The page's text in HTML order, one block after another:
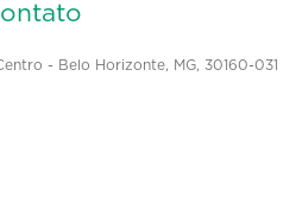
- Belo Horizonte, MG, 30160-031